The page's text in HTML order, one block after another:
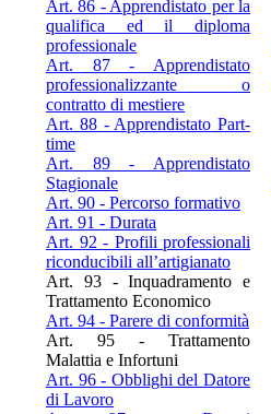
Art. 86 - Apprendistato per la
qualifica ed il diploma
professionale
Art. 87 - Apprendistato
professionalizzante o
contratto di mestiere
Art. 88 - Apprendistato Part-
time
Art. 89 - Apprendistato
Stagionale
Art. 90 - Percorso formativo
Art. 91 - Durata
Art. 92 - Profili professionali
riconducibili all’artigianato
Art. 93 - Inquadramento e
Trattamento Economico
Art. 94 - Parere di conformità
Art. 95 - Trattamento
Malattia e Infortuni
Art. 96 - Obblighi del Datore
di Lavoro